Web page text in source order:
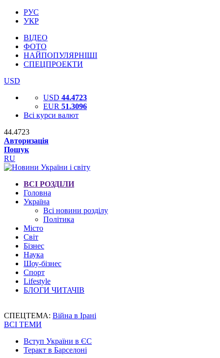
РУС
УКР
ВІДЕО
ФОТО
НАЙПОПУЛЯРНІШІ
СПЕЦПРОЕКТИ
USD
USD 44.4723
EUR 51.3096
Всі курси валют
44.4723
Авторизація
Пошук
RU
ВСІ РОЗДІЛИ
Головна
Україна
Всі новини розділу
Політика
Місто
Світ
Бізнес
Наука
Шоу-бізнес
Спорт
Lifestyle
БЛОГИ ЧИТАЧІВ
СПЕЦТЕМА: Війна в Ірані
ВСІ ТЕМИ
Вступ України в ЄС
Теракт в Барселоні